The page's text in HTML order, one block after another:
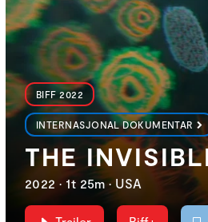
BIFF 2022
INTERNASJONAL DOKUMENTAR
THE
2022 • 1t 25m • USA